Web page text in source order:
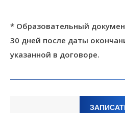
* Образовательный
30 дней после даты
указанной в договоре.